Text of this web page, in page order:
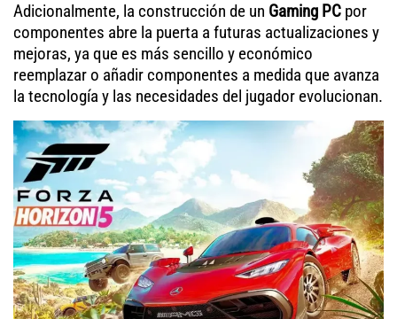
Adicionalmente, la construcción de un Gaming PC por
componentes abre la puerta a futuras actualizaciones y
mejoras, ya que es más sencillo y económico
reemplazar o añadir componentes a medida que avanza
la tecnología y las necesidades del jugador evolucionan.